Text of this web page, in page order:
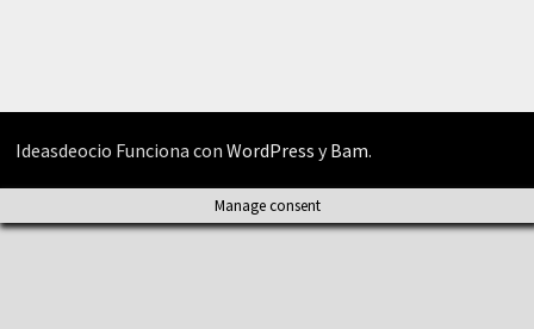
Ideasdeocio Funciona con WordPress yBam.
Manage consent